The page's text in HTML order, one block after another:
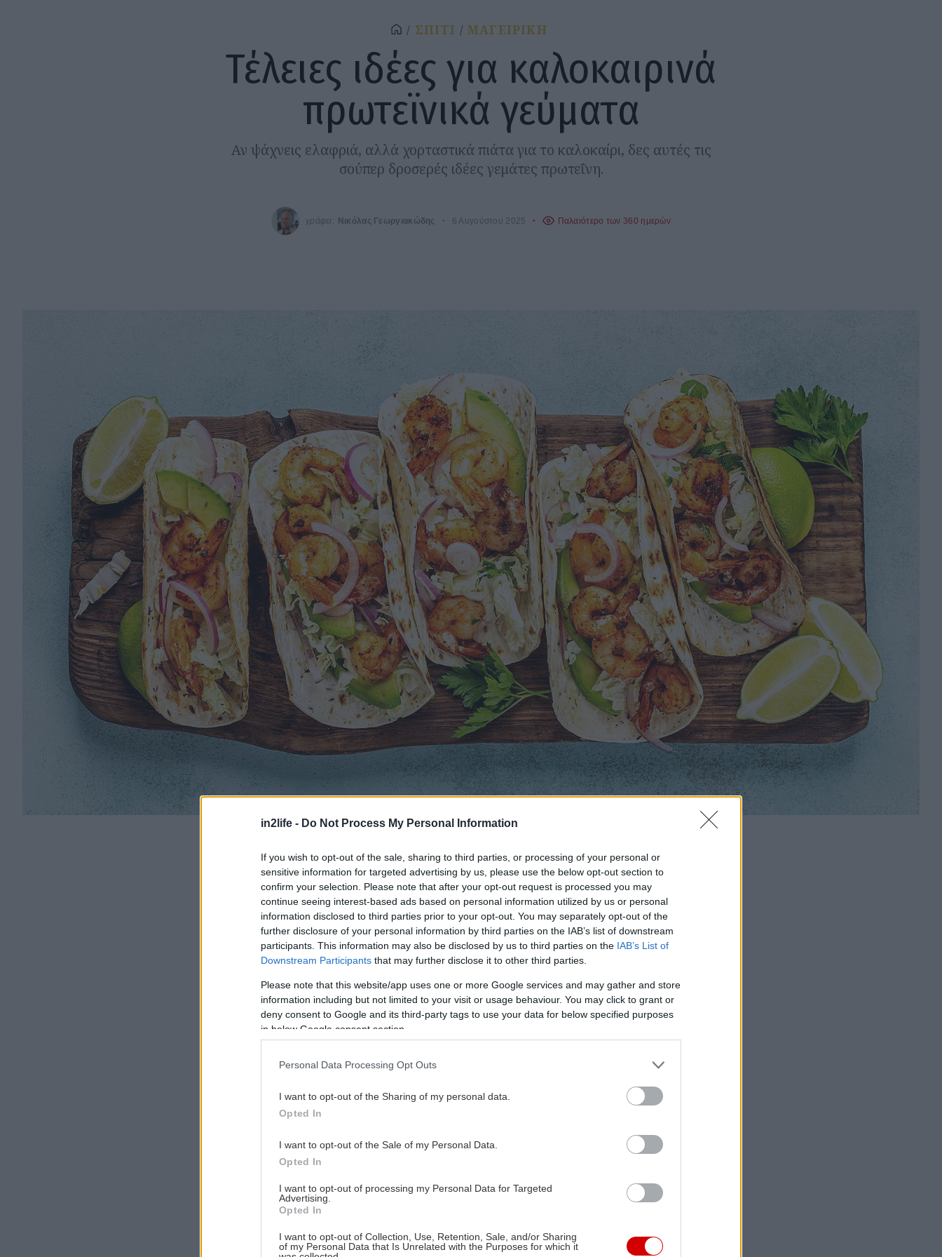
in2life - Do Not Process My Personal Information
If you wish to opt-out of the sale, sharing to third parties, or processing of your personal or
sensitive information for targeted advertising by us, please use the below opt-out section to
confirm your selection. Please note that after your opt-out request is processed you may
continue seeing interest-based ads based on personal information utilized by us or personal
information disclosed to third parties prior to your opt-out. You may separately opt-out of the
further disclosure of your personal information by third parties on the IAB’s list of downstream
participants. This information may also be disclosed by us to third parties on the IAB’s List of
Downstream Participants that may further disclose it to other third parties.
Please note that this website/app uses one or more Google services and may gather and store
information including but not limited to your visit or usage behaviour. You may click to grant or
deny consent to Google and its third-party tags to use your data for below specified purposes
in below Google consent section.
Personal Data Processing Opt Outs
I want to opt-out of the Sharing of my personal data.
Opted In
I want to opt-out of the Sale of my Personal Data.
Opted In
I want to opt-out of processing my Personal Data for Targeted
Advertising.
Opted In
I want to opt-out of Collection, Use, Retention, Sale, and/or Sharing
of my Personal Data that Is Unrelated with the Purposes for which it
ΣΠΙΤΙ ΜΑΓΕΙΡΙΚΗ
Τέλειες ιδέες για καλοκαιρινά
πρωτεϊνικά γεύματα
Αν ψάχνεις ελαφριά, αλλά χορταστικά πιάτα για το καλοκαίρι, δες αυτές τις
σούπερ δροσερές ιδέες γεμάτες πρωτεΐνη.
γράφει: Νικόλας Γεωργιακώδης 6 Αυγούστου 2025 Παλαιότερο των 360 ημερών